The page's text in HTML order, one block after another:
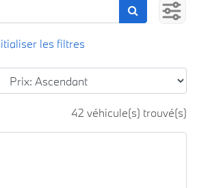
42 véhicule(s) trouvé(s)